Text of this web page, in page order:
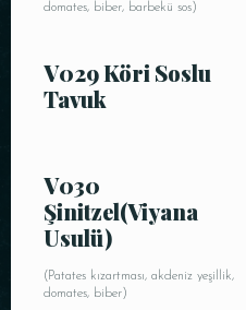
domates, biber, barbekü sos)
V029 Köri Soslu
Tavuk
V030
Şinitzel(Viyana
Usulü)
(Patates kızartması, akdeniz yeşillik,
domates, biber)